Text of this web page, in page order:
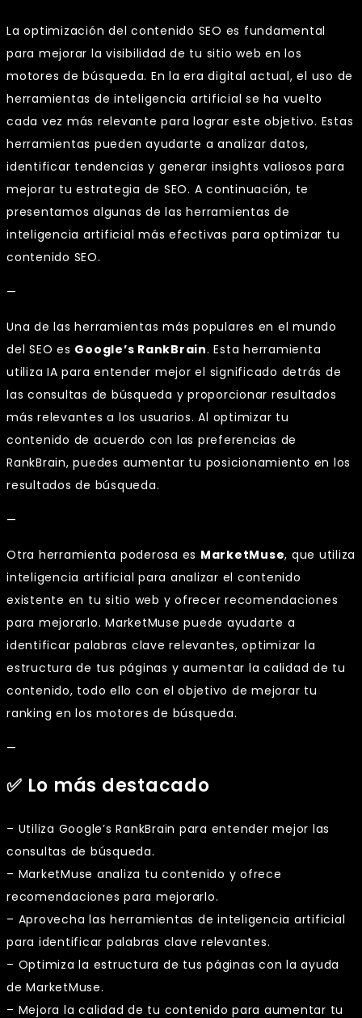
La optimización del contenido SEO es fundamental
para mejorar la visibilidad de tu sitio web en los
motores de búsqueda. En la era digital actual, el uso de
herramientas de inteligencia artificial se ha vuelto
cada vez más relevante para lograr este objetivo. Estas
herramientas pueden ayudarte a analizar datos,
identificar tendencias y generar insights valiosos para
mejorar tu estrategia de SEO. A continuación, te
presentamos algunas de las herramientas de
inteligencia artificial más efectivas para optimizar tu
contenido SEO.
—
Una de las herramientas más populares en el mundo
del SEO es Google’s RankBrain. Esta herramienta
utiliza IA para entender mejor el significado detrás de
las consultas de búsqueda y proporcionar resultados
más relevantes a los usuarios. Al optimizar tu
contenido de acuerdo con las preferencias de
RankBrain, puedes aumentar tu posicionamiento en los
resultados de búsqueda.
—
Otra herramienta poderosa es MarketMuse, que utiliza
inteligencia artificial para analizar el contenido
existente en tu sitio web y ofrecer recomendaciones
para mejorarlo. MarketMuse puede ayudarte a
identificar palabras clave relevantes, optimizar la
estructura de tus páginas y aumentar la calidad de tu
contenido, todo ello con el objetivo de mejorar tu
ranking en los motores de búsqueda.
—
✅ Lo más destacado
– Utiliza Google’s RankBrain para entender mejor las
consultas de búsqueda.
– MarketMuse analiza tu contenido y ofrece
recomendaciones para mejorarlo.
– Aprovecha las herramientas de inteligencia artificial
para identificar palabras clave relevantes.
– Optimiza la estructura de tus páginas con la ayuda
de MarketMuse.
– Mejora la calidad de tu contenido para aumentar tu